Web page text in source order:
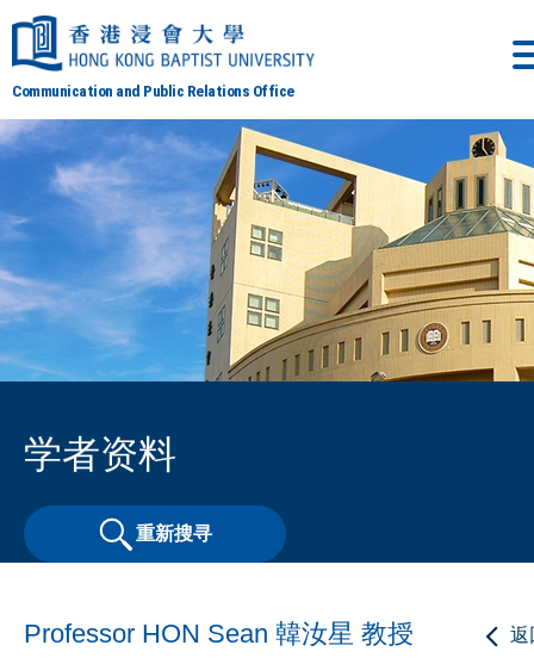
Communication and Public Relations Office
学者资料
重新搜寻
返
Professor HON Sean 韓汝星 教授